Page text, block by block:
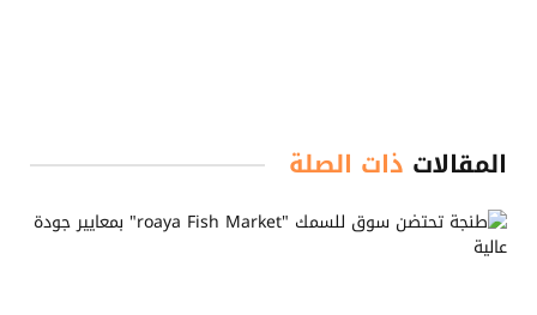
المقالات ذات الصلة